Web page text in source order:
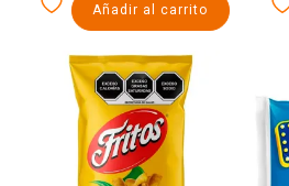
Añadir al carrito